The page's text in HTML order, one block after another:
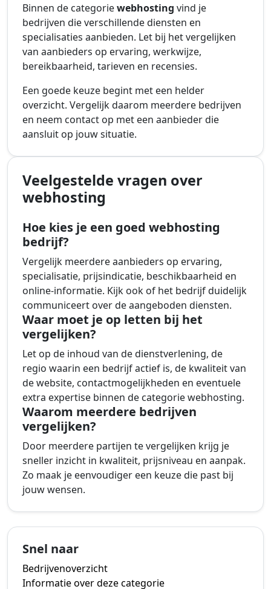
Binnen de categoriewebhosting vind je
bedrijven die verschillende diensten en
specialisaties aanbieden. Let bij het vergelijken
van aanbieders op ervaring, werkwijze,
bereikbaarheid, tarieven en recensies.
Een goede keuze begint met een helder
overzicht. Vergelijk daarom meerdere bedrijven
en neem contact op met een aanbieder die
aansluit op jouw situatie.
Veelgestelde vragen over
webhosting
Hoe kies je een goed webhosting
bedrijf?
Vergelijk meerdere aanbieders op ervaring,
specialisatie, prijsindicatie, beschikbaarheid en
online-informatie. Kijk ook of het bedrijf duidelijk
communiceert over de aangeboden diensten.
Waar moet je op letten bij het
vergelijken?
Let op de inhoud van de dienstverlening, de
regio waarin een bedrijf actief is, de kwaliteit van
de website, contactmogelijkheden en eventuele
extra expertise binnen de categorie webhosting.
Waarom meerdere bedrijven
vergelijken?
Door meerdere partijen te vergelijken krijg je
sneller inzicht in kwaliteit, prijsniveau en aanpak.
Zo maak je eenvoudiger een keuze die past bij
jouw wensen.
Snel naar
Bedrijvenoverzicht
Informatie over deze categorie